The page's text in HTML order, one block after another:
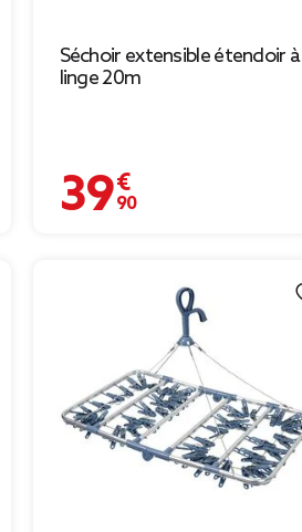
Séchoir extensible étendoir à
linge 20m
39,90 €